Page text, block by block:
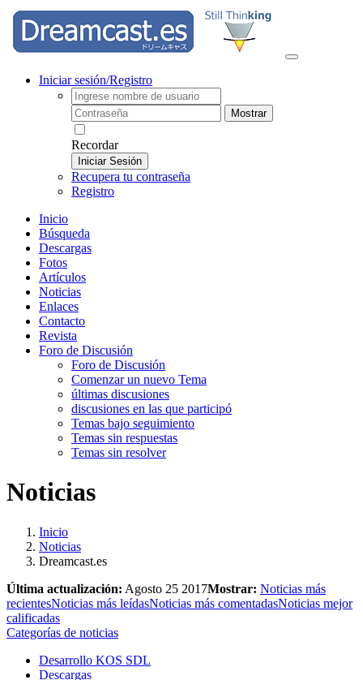
Iniciar sesión/Registro
Mostrar
Recordar
Iniciar Sesión
Recupera tu contraseña
Registro
Inicio
Búsqueda
Descargas
Fotos
Artículos
Noticias
Enlaces
Contacto
Revista
Foro de Discusión
Foro de Discusión
Comenzar un nuevo Tema
últimas discusiones
discusiones en las que participó
Temas bajo seguimiento
Temas sin respuestas
Temas sin resolver
Noticias
Inicio
Noticias
Dreamcast.es
Última actualización: Agosto 25 2017Mostrar: Noticias más
recientesNoticias más leídasNoticias más comentadasNoticias mejor
calificadas
Categorías de noticias
Desarrollo KOS SDL
Descargas